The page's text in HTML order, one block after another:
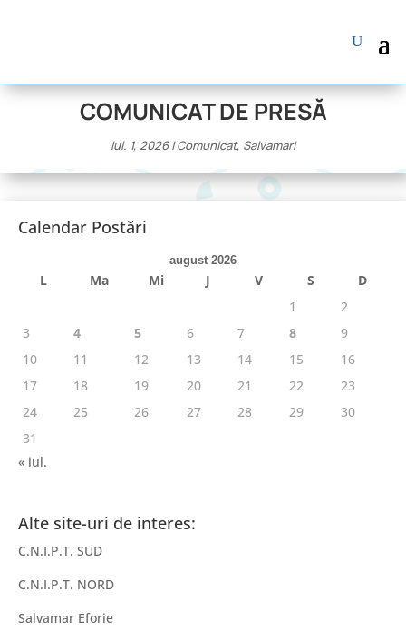
COMUNICAT DE PRESĂ
iul. 1, 2026|Comunicat, Salvamari
Calendar Postări
august 2026
L Ma Mi J V S
D
1
2
3
4 5 6 7 8
9
10
11 12 13 14 15
16
17
18 19 20 21 22
23
24
25 26 27 28 29
30
31
« iul.
Alte site-uri de interes:
C.N.I.P.T. SUD
C.N.I.P.T. NORD
Salvamar Eforie